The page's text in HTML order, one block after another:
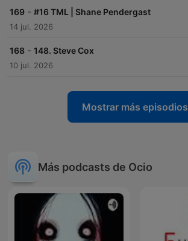
169 - #16 TML | Shane Pendergast
14 jul. 2026
168 - 148. Steve Cox
10 jul. 2026
Mostrar más episodios
Más podcasts de Ocio